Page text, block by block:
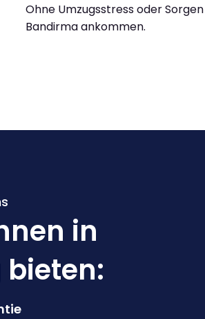
Ohne Umzugsstress oder
Bandirma ankommen.
in